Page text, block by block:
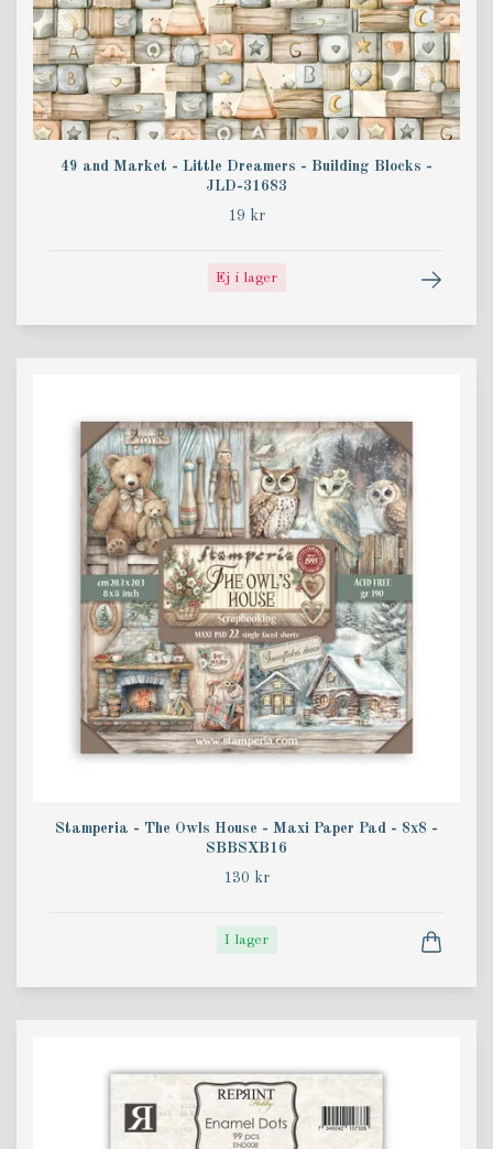
49 and Market - Little Dreamers - Building Blocks -
JLD-31683
19 kr
Ej i lager
Stamperia - The Owls House - Maxi Paper Pad - 8x8 -
SBBSXB16
130 kr
I lager